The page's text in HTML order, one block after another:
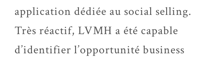
application dédiée au social selling.
Très réactif, LVMH a été capable
d’identifier l’opportunité business